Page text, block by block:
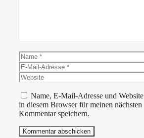
Name
E-
Mail-
Adresse
Website
Name, E-Mail-Adresse und Website
in diesem Browser für meinen nächsten
Kommentar speichern.